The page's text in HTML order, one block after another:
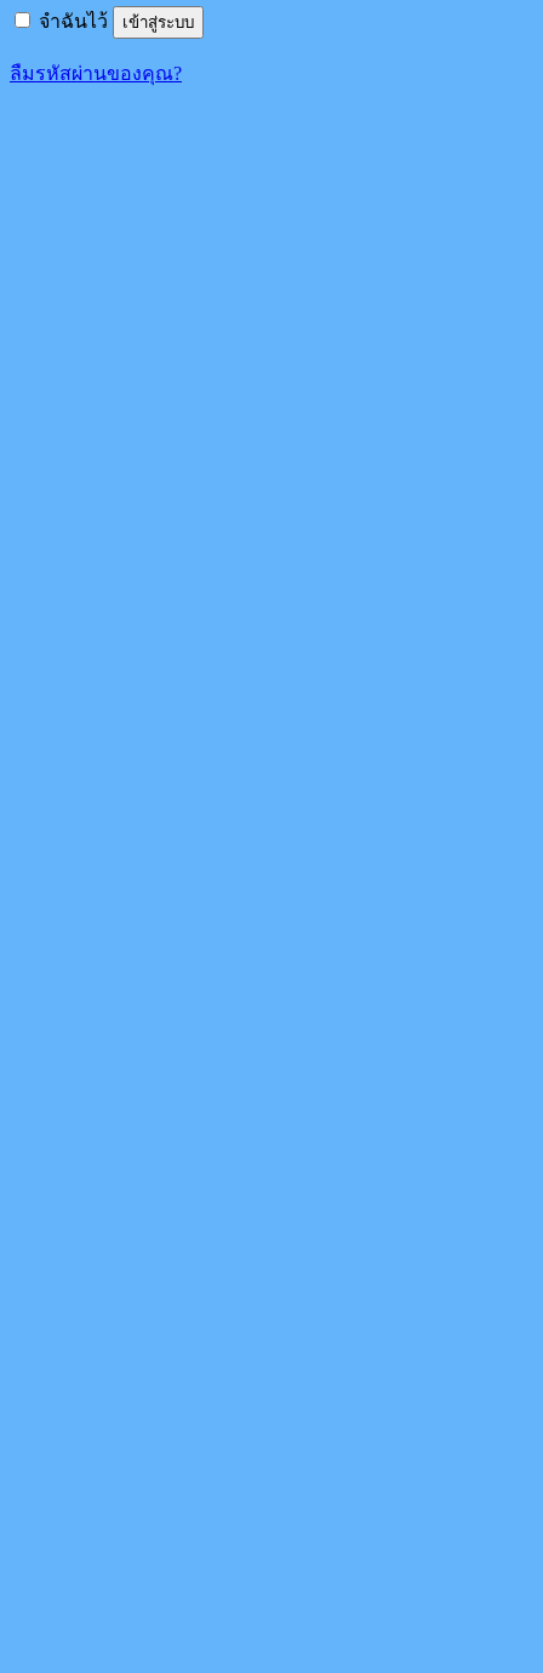
จำฉันไว้ เข้าสู่ระบบ
ลืมรหัสผ่านของคุณ?